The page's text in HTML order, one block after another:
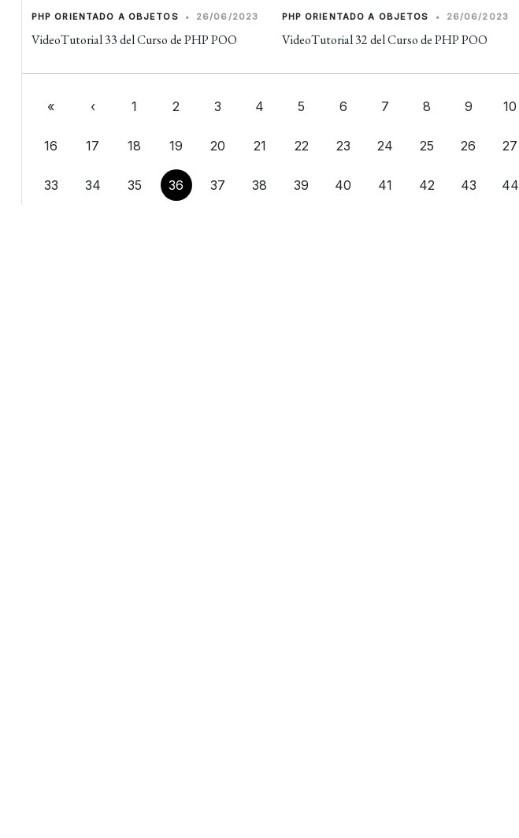
PHP ORIENTADO A OBJETOS • 26/06/2023
VideoTutorial 33 del Curso de PHP POO
PHP ORIENTADO A OBJETOS • 26/06/2023
VideoTutorial 32 del Curso de PHP POO
« ‹ 1 2 3 4 5 6 7 8 9 10
16 17 18 19 20 21 22 23 24 25 26 27
33 34 35 36 37 38 39 40 41 42 43 44